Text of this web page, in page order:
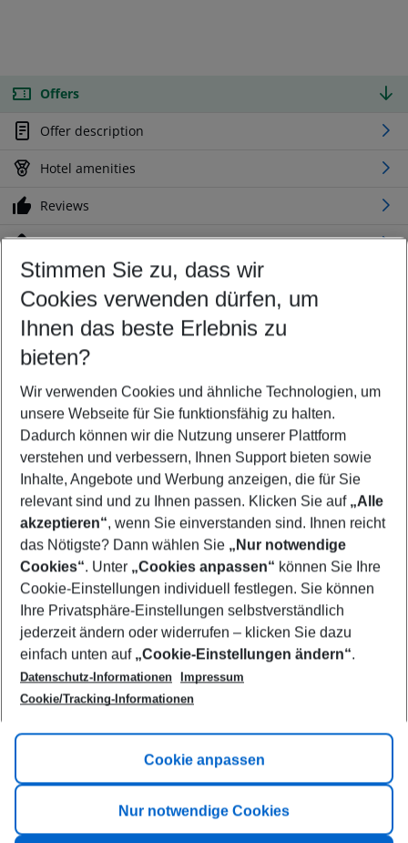
Offers
Offer description
Hotel amenities
Reviews
Location
Customize your offer
Find the perfect deal which suits your best
Your departure airport
Any airport
Select your date range
11/08/26–09/08/27 5-8 nights
Who will travel
2 adults No children
Show more filter
Footer
Footer navigation
Title A
Link A
Stimmen Sie zu, dass wir
Cookies verwenden dürfen, um
Ihnen das beste Erlebnis zu
bieten?
Wir verwenden Cookies und ähnliche Technologien, um
unsere Webseite für Sie funktionsfähig zu halten.
Dadurch können wir die Nutzung unserer Plattform
verstehen und verbessern, Ihnen Support bieten sowie
Inhalte, Angebote und Werbung anzeigen, die für Sie
relevant sind und zu Ihnen passen. Klicken Sie auf „Alle
akzeptieren“, wenn Sie einverstanden sind. Ihnen reicht
das Nötigste? Dann wählen Sie „Nur notwendige
Cookies“. Unter „Cookies anpassen“ können Sie Ihre
Cookie-Einstellungen individuell festlegen. Sie können
Ihre Privatsphäre-Einstellungen selbstverständlich
jederzeit ändern oder widerrufen – klicken Sie dazu
einfach unten auf „Cookie-Einstellungen ändern“.
Datenschutz-Informationen
Impressum
Cookie/Tracking-Informationen
Cookie anpassen
Nur notwendige Cookies